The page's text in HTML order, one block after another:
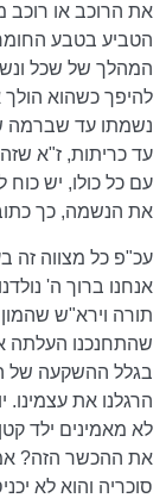
את הרוכב או
הטביע בטבע
המהלך של שכל
להיפך כשהוא
נשמתו עד שברמה
עד כריתות, ז"א
עם כל כולו, יש
את הנשמה, כך
עכ"פ כל מצווה
אנחנו ברוך ה'
תורה וירא"ש שהמון
שהתחנכנו העלתה
בגלל ההשקעה של
הרגלנו את
לא מאמינים ילד
את ההכשר הזה?
סוכריה והוא לא